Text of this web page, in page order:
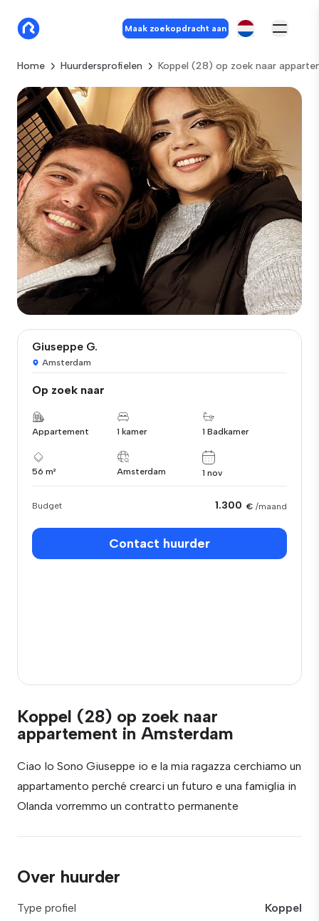
Maak zoekopdracht aan
Home Huurdersprofielen Koppel (28) op zoek naar
Giuseppe G.
Amsterdam
Op zoek naar
Appartement 1 kamer 1 Badkamer
56 m² Amsterdam 1 nov
Budget 1.300 € /maand
Contact huurder
Koppel (28) op zoek naar
appartement in Amsterdam
Ciao Io Sono Giuseppe io e la mia ragazza cerchiamo un
appartamento perché crearci un futuro e una famiglia in
Olanda vorremmo un contratto permanente
Over huurder
Type profiel
Koppel